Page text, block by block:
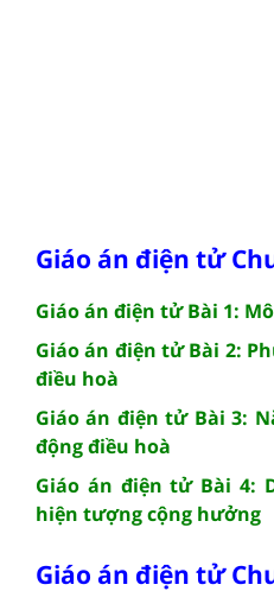
Giáo án điện tử
Giáo án điện tử Bài 1:
Giáo án điện tử Bài 2:
điều hoà
Giáo án điện tử Bài 3:
động điều hoà
Giáo án điện tử Bài 4:
hiện tượng cộng hưởng
Giáo án điện tử